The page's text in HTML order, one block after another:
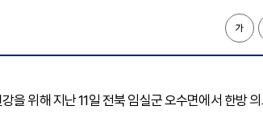
을 위해 지난 11일 전북 임실군 오수면에서 한방